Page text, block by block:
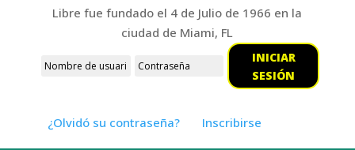
Libre fue fundado el 4 de Julio de 1966 en la
ciudad de Miami, FL
INICIAR
SESIÓN
¿Olvidó su contraseña? Inscribirse